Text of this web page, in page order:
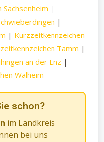
Sachsenheim |
|
| Kurzzeitkennzeichen
Tamm |
an der Enz|
Walheim
schon?
im Landkreis
bei uns